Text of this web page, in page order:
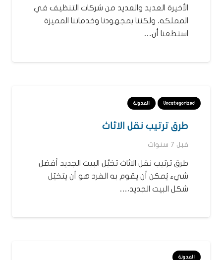
الأخيرة العديد والعديد من شركات التنظيف في
المملكه، ولكننا بمجهودنا وخدماتنا المميزة
استطعنا أن…
Uncategorized المدونة
طرق ترتيب نقل الاثاث
قبل 7 سنوات
طرق ترتيب نقل الاثاث تخيُّل البيت الجديد أفضل
شيء يُمكن أن يقوم به الفرد هو أن يتخيّل
شكل البيت الجديد،…
المدونة